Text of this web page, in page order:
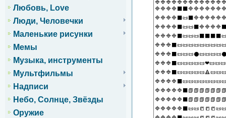
Любовь, Love
Люди, Человечки
Маленькие рисунки
Мемы
Музыка, инструменты
Мультфильмы
Надписи
Небо, Солнце, Звёзды
Оружие